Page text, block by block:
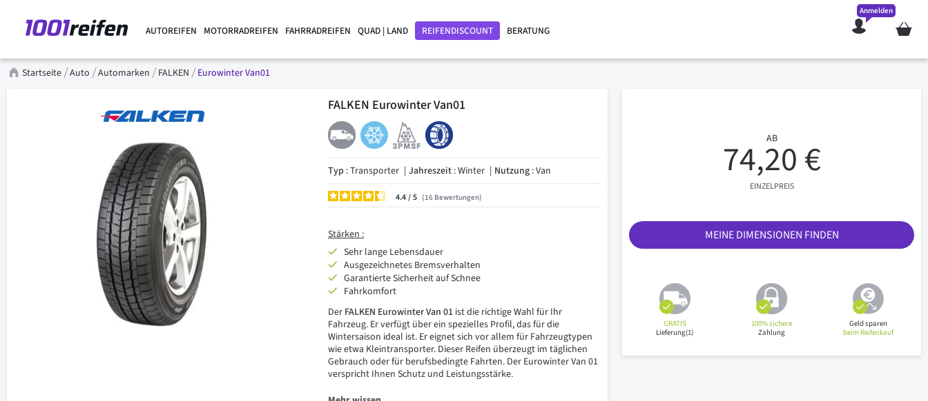
AUTOREIFEN MOTORRADREIFEN FAHRRADREIFEN QUAD | LAND REIFENDISCOUNT BERATUNG Mein
Anmelden
Startseite Auto Automarken FALKEN Eurowinter Van01
FALKEN Eurowinter Van01
Typ: Transporter Jahreszeit: Winter Nutzung: Van
4.4/ 16 Bewertungen
Stärken :
Sehr lange Lebensdauer
Ausgezeichnetes Bremsverhalten
Garantierte Sicherheit auf Schnee
Fahrkomfort
Der FALKEN Eurowinter Van 01ist die richtige Wahl für Ihr
Fahrzeug. Er verfügt über ein spezielles Profil, das für die
Wintersaison ideal ist. Er eignet sich vor allem für Fahrzeugtypen
wie etwa Kleintransporter. Dieser Reifen überzeugt im täglichen
Gebrauch oder für berufsbedingte Fahrten. Der Eurowinter Van 01
verspricht Ihnen Schutz und Leistungsstärke.
AB
74,20 €
EINZELPREIS
MEINE DIMENSIONEN FINDEN
GRATIS
Lieferung(1)
100% sichere
Zahlung
Geld sparen
beim Reifenkauf